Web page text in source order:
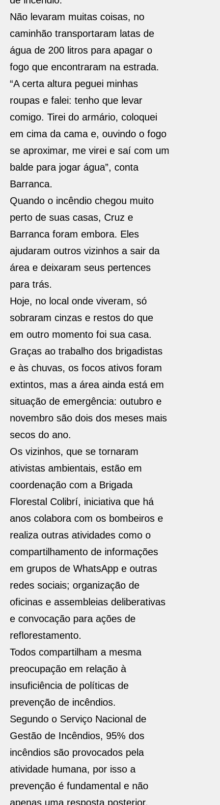
Não levaram muitas coisas, no
caminhão transportaram latas de
água de 200 litros para apagar o
fogo que encontraram na estrada.
“A certa altura peguei minhas
roupas e falei: tenho que levar
comigo. Tirei do armário, coloquei
em cima da cama e, ouvindo o fogo
se aproximar, me virei e saí com um
balde para jogar água”, conta
Barranca.
Quando o incêndio chegou muito
perto de suas casas, Cruz e
Barranca foram embora. Eles
ajudaram outros vizinhos a sair da
área e deixaram seus pertences
para trás.
Hoje, no local onde viveram, só
sobraram cinzas e restos do que
em outro momento foi sua casa.
Graças ao trabalho dos brigadistas
e às chuvas, os focos ativos foram
extintos, mas a área ainda está em
situação de emergência: outubro e
novembro são dois dos meses mais
secos do ano.
Os vizinhos, que se tornaram
ativistas ambientais, estão em
coordenação com a Brigada
Florestal Colibrí, iniciativa que há
anos colabora com os bombeiros e
realiza outras atividades como o
compartilhamento de informações
em grupos de WhatsApp e outras
redes sociais; organização de
oficinas e assembleias deliberativas
e convocação para ações de
reflorestamento.
Todos compartilham a mesma
preocupação em relação à
insuficiência de políticas de
prevenção de incêndios.
Segundo o Serviço Nacional de
Gestão de Incêndios, 95% dos
incêndios são provocados pela
atividade humana, por isso a
prevenção é fundamental e não
apenas uma resposta posterior.